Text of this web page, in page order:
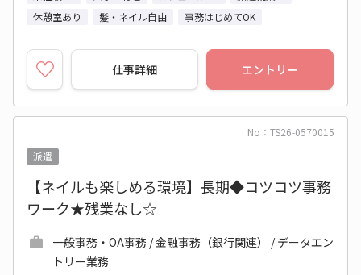
休憩室あり
髪・ネイル自由 事務はじめてOK
仕事詳細 エントリー
No：TS26-0570015
派遣
【ネイルも楽しめる環境】長期◆コツコツ事務
ワーク★残業なし☆
一般事務・OA事務 / 金融事務（銀行関連） / データエン
トリー業務